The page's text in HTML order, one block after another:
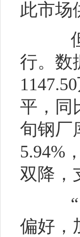
此市场
但
行。数
平，同
旬钢厂
5.94%
双降，
“当
偏好，